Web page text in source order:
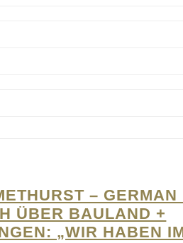
– GERMAN
ÜBER BAULAND +
„WIR HABEN